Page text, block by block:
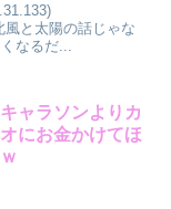
と太陽の話じゃな
なるだ...
ャラソンよりカ
にお金かけてほ